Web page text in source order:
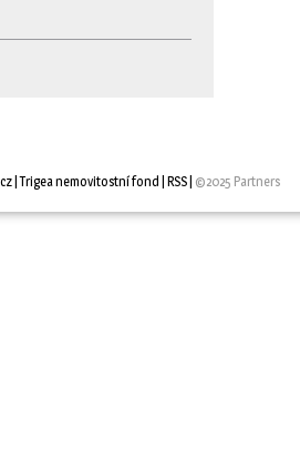
| Trigea nemovitostní fond RSS ©2025 Partners